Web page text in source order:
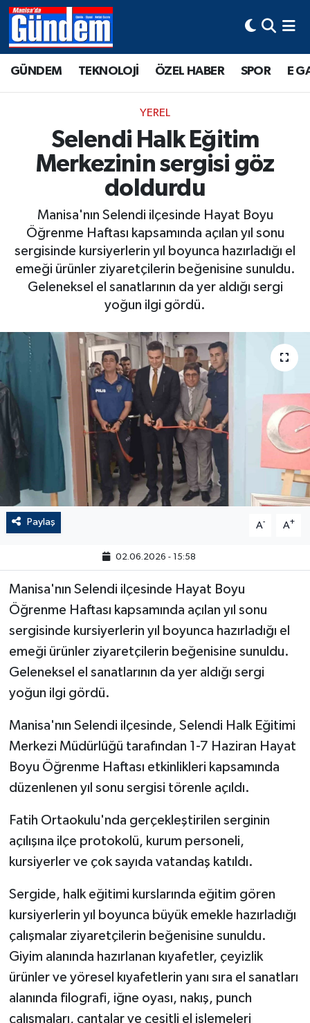
GÜNDEM TEKNOLOJİ ÖZEL HABER SPOR E
YEREL
Selendi Halk Eğitim
Merkezinin sergisi göz
doldurdu
Manisa'nın Selendi ilçesinde Hayat Boyu
Öğrenme Haftası kapsamında açılan yıl sonu
sergisinde kursiyerlerin yıl boyunca hazırladığı el
emeği ürünler ziyaretçilerin beğenisine sunuldu.
Geleneksel el sanatlarının da yer aldığı sergi
yoğun ilgi gördü.
Paylaş A- A+
02.06.2026 - 15:58
Manisa'nın Selendi ilçesinde Hayat Boyu
Öğrenme Haftası kapsamında açılan yıl sonu
sergisinde kursiyerlerin yıl boyunca hazırladığı el
emeği ürünler ziyaretçilerin beğenisine sunuldu.
Geleneksel el sanatlarının da yer aldığı sergi
yoğun ilgi gördü.
Manisa'nın Selendi ilçesinde, Selendi Halk Eğitimi
Merkezi Müdürlüğü tarafından 1-7 Haziran Hayat
Boyu Öğrenme Haftası etkinlikleri kapsamında
düzenlenen yıl sonu sergisi törenle açıldı.
Fatih Ortaokulu'nda gerçekleştirilen serginin
açılışına ilçe protokolü, kurum personeli,
kursiyerler ve çok sayıda vatandaş katıldı.
Sergide, halk eğitimi kurslarında eğitim gören
kursiyerlerin yıl boyunca büyük emekle hazırladığı
çalışmalar ziyaretçilerin beğenisine sunuldu.
Giyim alanında hazırlanan kıyafetler, çeyizlik
ürünler ve yöresel kıyafetlerin yanı sıra el sanatları
alanında filografi, iğne oyası, nakış, punch
çalışmaları, çantalar ve çeşitli el işlemeleri
Manisa Hava Durumu
Tüm Manşetler
Son Dakika Haberleri
Haber Arşivi